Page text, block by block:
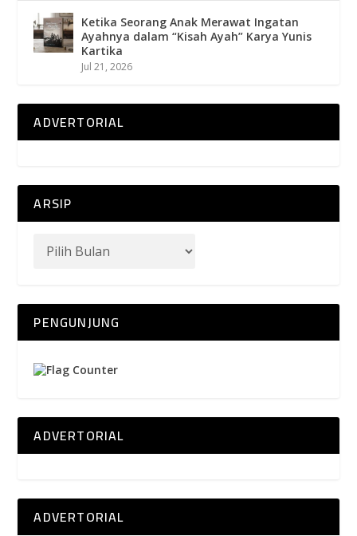
Ketika Seorang Anak Merawat Ingatan
Ayahnya dalam “Kisah Ayah” Karya Yunis
Kartika
Jul 21, 2026
ADVERTORIAL
ARSIP
PENGUNJUNG
ADVERTORIAL
ADVERTORIAL